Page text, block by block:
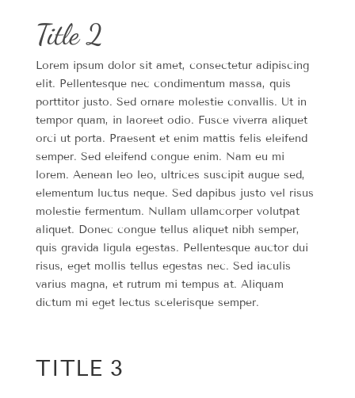
Title 2
Lorem ipsum dolor sit amet, consectetur adipiscing
elit. Pellentesque nec condimentum massa, quis
porttitor justo. Sed ornare molestie convallis. Ut in
tempor quam, in laoreet odio. Fusce viverra aliquet
orci ut porta. Praesent et enim mattis felis eleifend
semper. Sed eleifend congue enim. Nam eu mi
lorem. Aenean leo leo, ultrices suscipit augue sed,
elementum luctus neque. Sed dapibus justo vel risus
molestie fermentum. Nullam ullamcorper volutpat
aliquet. Donec congue tellus aliquet nibh semper,
quis gravida ligula egestas. Pellentesque auctor dui
risus, eget mollis tellus egestas nec. Sed iaculis
varius magna, et rutrum mi tempus at. Aliquam
dictum mi eget lectus scelerisque semper.
TITLE 3